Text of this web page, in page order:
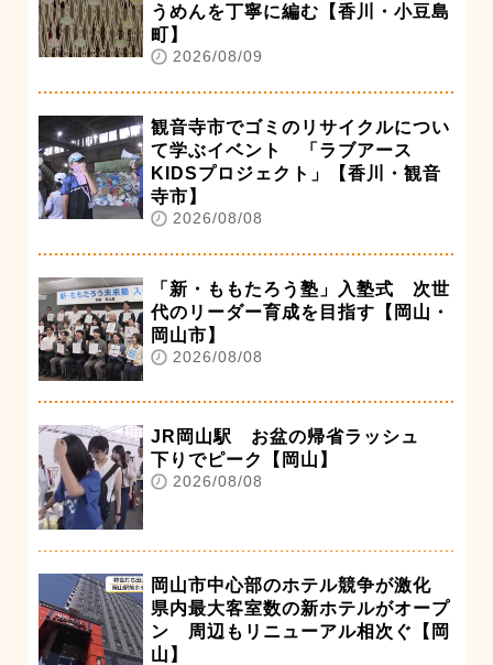
うめんを丁寧に編む【香川・小豆島
町】
2026/08/09
観音寺市でゴミのリサイクルについ
て学ぶイベント 「ラブアース
KIDSプロジェクト」【香川・観音
寺市】
2026/08/08
「新・ももたろう塾」入塾式 次世
代のリーダー育成を目指す【岡山・
岡山市】
2026/08/08
JR岡山駅 お盆の帰省ラッシュ
下りでピーク【岡山】
2026/08/08
岡山市中心部のホテル競争が激化
県内最大客室数の新ホテルがオープ
ン 周辺もリニューアル相次ぐ【岡
山】